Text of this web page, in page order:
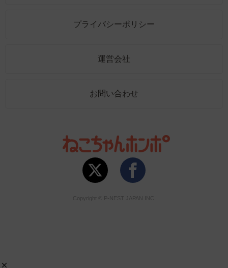
プライバシーポリシー
運営会社
お問い合わせ
Copyright © P-NEST JAPAN INC.